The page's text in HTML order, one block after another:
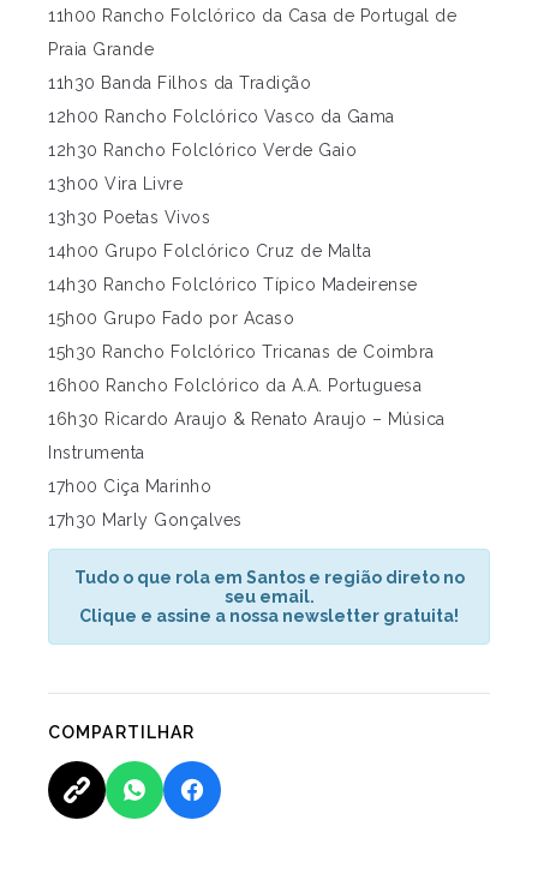
11h00 Rancho Folclórico da Casa de Portugal de
Praia Grande
11h30 Banda Filhos da Tradição
12h00 Rancho Folclórico Vasco da Gama
12h30 Rancho Folclórico Verde Gaio
13h00 Vira Livre
13h30 Poetas Vivos
14h00 Grupo Folclórico Cruz de Malta
14h30 Rancho Folclórico Típico Madeirense
15h00 Grupo Fado por Acaso
15h30 Rancho Folclórico Tricanas de Coimbra
16h00 Rancho Folclórico da A.A. Portuguesa
16h30 Ricardo Araujo & Renato Araujo – Música
Instrumenta
17h00 Ciça Marinho
17h30 Marly Gonçalves
Tudo o que rola em Santos e região direto no
seu email.
Clique e assine a nossa newsletter gratuita!
COMPARTILHAR